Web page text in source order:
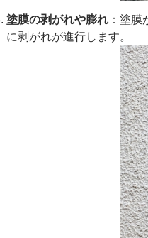
塗膜の剥がれや膨れ ：塗
に剥がれが進行します。